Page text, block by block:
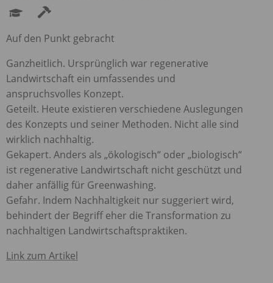
Auf den Punkt gebracht
Ganzheitlich. Ursprünglich war regenerative
Landwirtschaft ein umfassendes und
anspruchsvolles Konzept.
Geteilt. Heute existieren verschiedene Auslegungen
des Konzepts und seiner Methoden. Nicht alle sind
wirklich nachhaltig.
Gekapert. Anders als „ökologisch“ oder „biologisch“
ist regenerative Landwirtschaft nicht geschützt und
daher anfällig für Greenwashing.
Gefahr. Indem Nachhaltigkeit nur suggeriert wird,
behindert der Begriff eher die Transformation zu
nachhaltigen Landwirtschaftspraktiken.
Link zum Artikel